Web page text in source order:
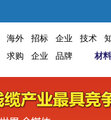
海外 招标 企业 技术
求购 企业 品牌 材料